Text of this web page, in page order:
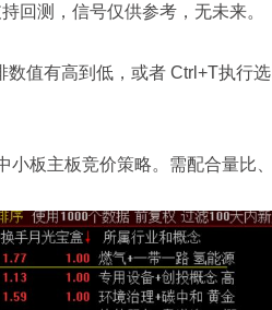
回测，信号仅供参考，无未来。
值有高到低，或者 Ctrl+T执行选
板主板竞价策略。需配合量比、